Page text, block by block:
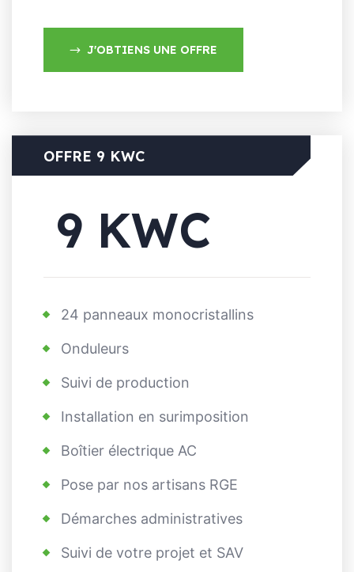
J'OBTIENS UNE OFFRE
OFFRE 9 KWC
9 KWC
24 panneaux monocristallins
Onduleurs
Suivi de production
Installation en surimposition
Boîtier électrique AC
Pose par nos artisans RGE
Démarches administratives
Suivi de votre projet et SAV